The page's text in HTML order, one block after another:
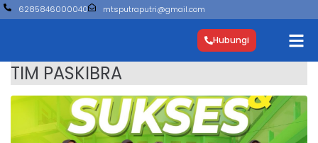
6285846000040 mtsputraputri@gmail.com
Hubungi
TIM PASKIBRA